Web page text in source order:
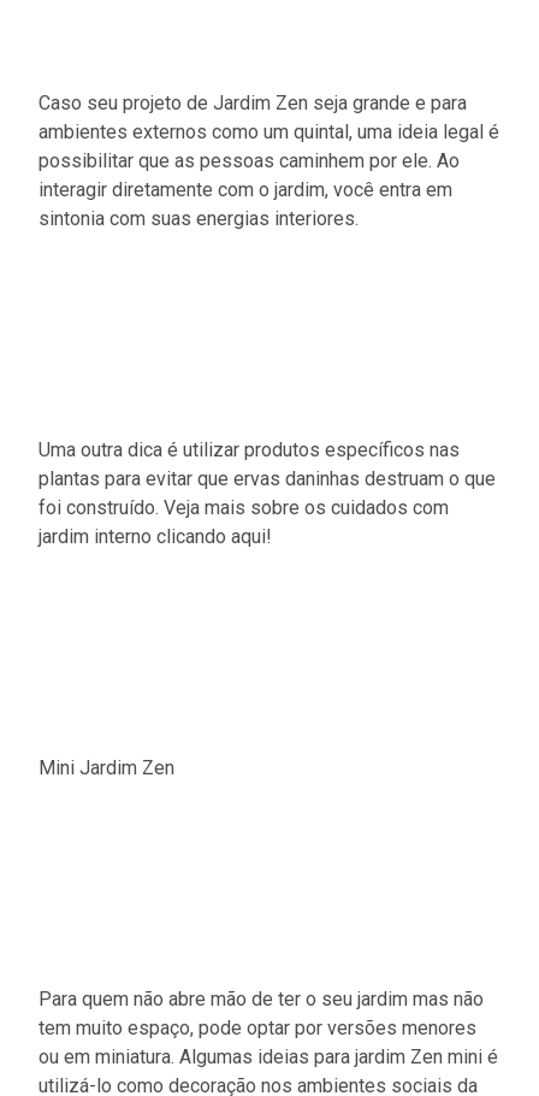
Caso seu projeto de Jardim Zen seja grande e para
ambientes externos como um quintal, uma ideia legal é
possibilitar que as pessoas caminhem por ele. Ao
interagir diretamente com o jardim, você entra em
sintonia com suas energias interiores.
Uma outra dica é utilizar produtos específicos nas
plantas para evitar que ervas daninhas destruam o que
foi construído. Veja mais sobre os cuidados com
jardim interno clicando aqui!
Mini Jardim Zen
Para quem não abre mão de ter o seu jardim mas não
tem muito espaço, pode optar por versões menores
ou em miniatura. Algumas ideias para jardim Zen mini é
utilizá-lo como decoração nos ambientes sociais da